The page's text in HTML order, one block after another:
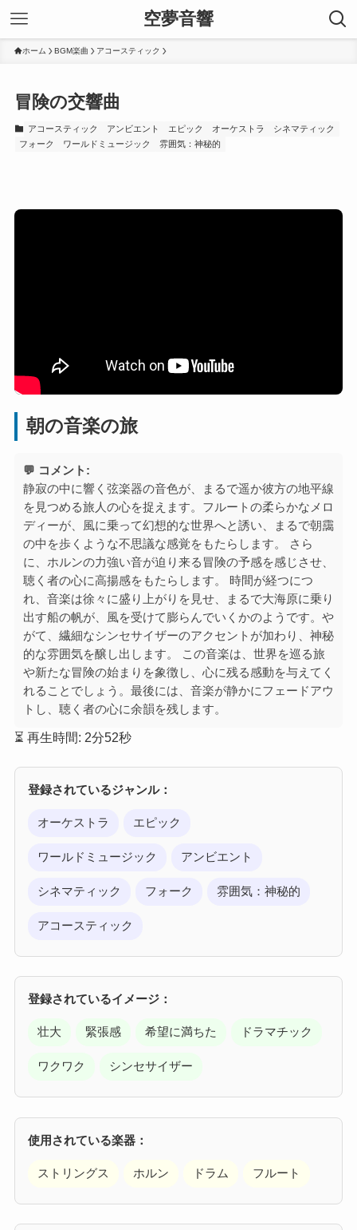
空夢音響
ホーム BGM楽曲 アコースティック
冒険の交響曲
アコースティック アンビエント エピック オーケストラ
シネマティック
フォーク
ワールドミュージック 雰囲気：神秘的
朝の音楽の旅
💬 コメント:
静寂の中に響く弦楽器の音色が、まるで遥か彼方の地平線
を見つめる旅人の心を捉えます。フルートの柔らかなメロ
ディーが、風に乗って幻想的な世界へと誘い、まるで朝靄
の中を歩くような不思議な感覚をもたらします。 さら
に、ホルンの力強い音が迫り来る冒険の予感を感じさせ、
聴く者の心に高揚感をもたらします。 時間が経つにつ
れ、音楽は徐々に盛り上がりを見せ、まるで大海原に乗り
出す船の帆が、風を受けて膨らんでいくかのようです。や
がて、繊細なシンセサイザーのアクセントが加わり、神秘
的な雰囲気を醸し出します。 この音楽は、世界を巡る旅
や新たな冒険の始まりを象徴し、心に残る感動を与えてく
れることでしょう。最後には、音楽が静かにフェードアウ
トし、聴く者の心に余韻を残します。
⏳ 再生時間: 2分52秒
登録されているジャンル：
オーケストラ エピック
ワールドミュージック アンビエント
シネマティック フォーク 雰囲気：神秘的
アコースティック
登録されているイメージ：
壮大 緊張感 希望に満ちた ドラマチック
ワクワク シンセサイザー
使用されている楽器：
ストリングス ホルン ドラム フルート